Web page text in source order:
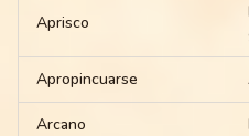
Aprisco
Apropincuarse
Arcano